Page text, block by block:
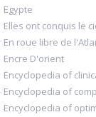
Egypte
Elles ont conquis le
En roue libre de
Encre D'orient
Encyclopedia of
Encyclopedia of
Encyclopedia of